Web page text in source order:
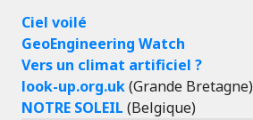
Ciel voilé
GeoEngineering Watch
Vers un climat artificiel ?
look-up.org.uk(Grande Bretagne)
NOTRE SOLEIL (Belgique)